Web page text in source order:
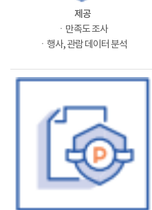
제공
ㆍ만족도 조사
ㆍ행사, 관람 데이터 분석